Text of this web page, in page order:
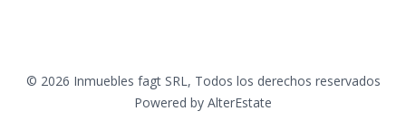
© 2026 Inmuebles fagt SRL, Todos los derechos reservados
Powered by AlterEstate